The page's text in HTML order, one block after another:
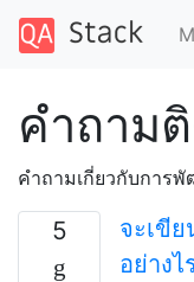
คำถาม
คำถามเกี่ยวกับการ
5
จะเขี
อย่างไ